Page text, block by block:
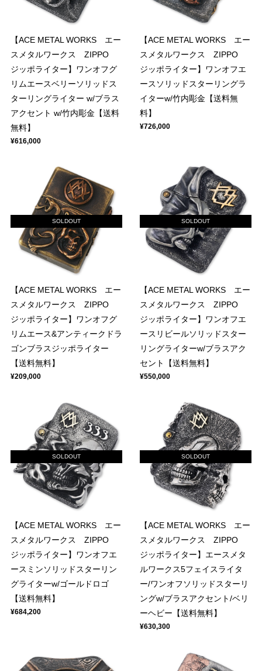
【ACE METAL WORKS エー
スメタルワークス ZIPPO
ジッポライター】ワンオフグ
リムエースベリーソリッドス
ターリングライター w/ブラス
アクセント w/竹内彫金【送料
無料】
¥616,000
【ACE METAL WORKS エー
スメタルワークス ZIPPO
ジッポライター】ワンオフエ
ースソリッドスターリングラ
イターw/竹内彫金【送料無
料】
¥726,000
SOLDOUT
【ACE METAL WORKS エー
スメタルワークス ZIPPO
ジッポライター】ワンオフグ
リムエース&アンティークドラ
ゴンブラスジッポライター
【送料無料】
¥209,000
SOLDOUT
【ACE METAL WORKS エー
スメタルワークス ZIPPO
ジッポライター】ワンオフエ
ースリビールソリッドスター
リングライターw/ブラスアク
セント【送料無料】
¥550,000
SOLDOUT
【ACE METAL WORKS エー
スメタルワークス ZIPPO
ジッポライター】ワンオフエ
ースミンソリッドスターリン
グライターw/ゴールドロゴ
【送料無料】
¥684,200
SOLDOUT
【ACE METAL WORKS エー
スメタルワークス ZIPPO
ジッポライター】エースメタ
ルワークス5フェイスライタ
ー/ワンオフソリッドスターリ
ングw/ブラスアクセント/ベリ
ーヘビー【送料無料】
¥630,300